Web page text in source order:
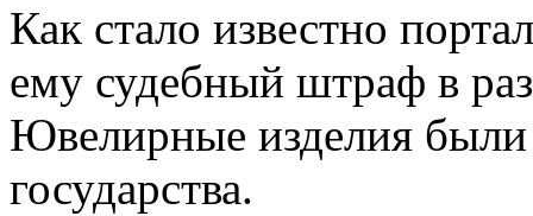
Как стало известно
ему судебный штраф в
Ювелирные изделия
государства.